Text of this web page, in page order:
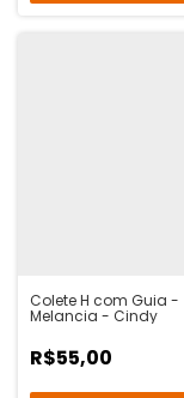
Colete H com Guia -
Melancia - Cindy
R$55,00